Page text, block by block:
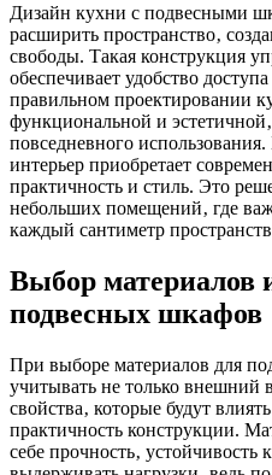
Дизайн кухни с подвесными
расширить пространство‚
свободы. Такая конструкция
обеспечивает удобство
правильном проектировании
функциональной и
повседневного
интерьер приобретает
практичность и стиль. Это
небольших помещений‚ где
каждый сантиметр
Выбор материалов
подвесных шкафов
При выборе материалов для
учитывать не только внешний
свойства‚ которые будут
практичность конструкции.
себе прочность‚ устойчивость